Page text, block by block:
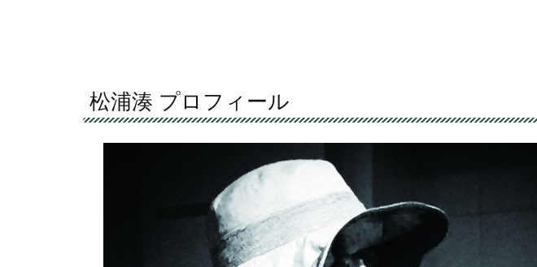
松浦湊 プロフィール